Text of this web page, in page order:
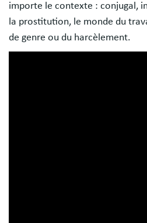
importe le contexte : conjugal,
la prostitution, le monde du
de genre ou du harcèlement.